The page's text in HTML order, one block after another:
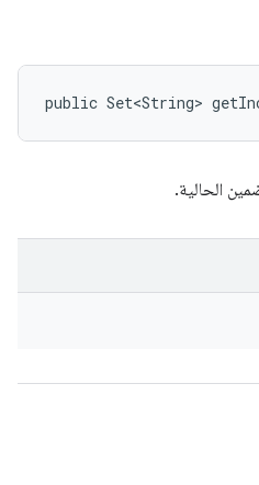
public Set<String>
الحالية.